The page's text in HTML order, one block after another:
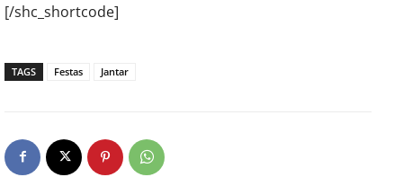
[/shc_shortcode]
TAGS Festas Jantar